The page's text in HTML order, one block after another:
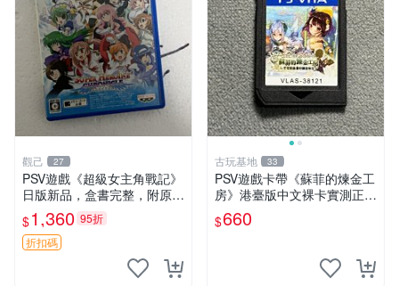
觀己 27
PSV遊戲《超級女主角戰記》
日版新品，盒書完整，附原裝
包裝，玩樂典藏款，成就全開
任你挑戰 超級女主角戰記 PS
V 游戲 日版 成就全開 DLC 全
$1,360 95折
折扣碼
古玩基地 33
PSV遊戲卡帶《蘇菲的煉金工
房》港臺版中文裸卡實測正常
嚴選直銷僅售不退不換單次2
張起享優惠 煉金工房 游戲卡
$660